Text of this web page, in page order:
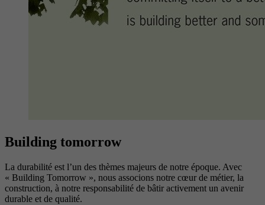
Building tomorrow
La durabilité est l’un des thèmes majeurs de notre époque. Avec
« Building Tomorrow », nous associons notre cœur de métier, la
construction, à notre responsabilité de bâtir activement un avenir
durable et de qualité.